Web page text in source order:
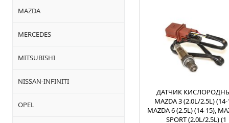
MAZDA
MERCEDES
MITSUBISHI
NISSAN-INFINITI
OPEL
ДАТЧИК
MAZDA 3 (2.0L/2.5L) (14-
MAZDA 6 (2.5L) (14-15),
SPORT (2.0L/2.5L) (1